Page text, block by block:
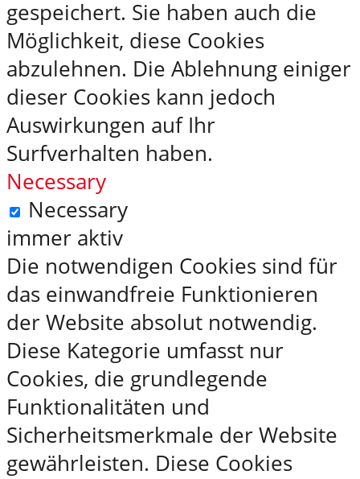
gespeichert. Sie haben auch die
Möglichkeit, diese Cookies
abzulehnen. Die Ablehnung einiger
dieser Cookies kann jedoch
Auswirkungen auf Ihr
Surfverhalten haben.
Necessary
Necessary
immer aktiv
Die notwendigen Cookies sind für
das einwandfreie Funktionieren
der Website absolut notwendig.
Diese Kategorie umfasst nur
Cookies, die grundlegende
Funktionalitäten und
Sicherheitsmerkmale der Website
gewährleisten. Diese Cookies